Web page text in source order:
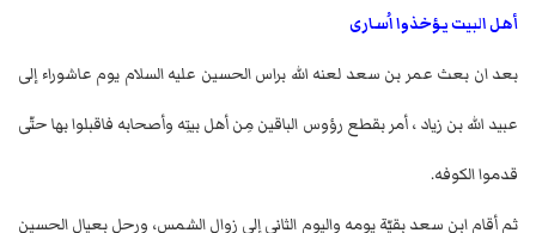
أهل البيت يؤخذوا اُسارى
بعد ان بعث عمر بن سعد لعنه الله براس الحسين عليه السلام يوم عاشوراء إلى
عبيد الله بن زياد ، أمر بقطع رؤوس الباقين مِن أهل بيتِه وأصحابه فاقبلوا بها حتّى
قدموا الكوفه.
ثم أقام ابن سعد بقيّة يومه واليوم الثاني إلى زوال الشمس، ورحل بعيال الحسين